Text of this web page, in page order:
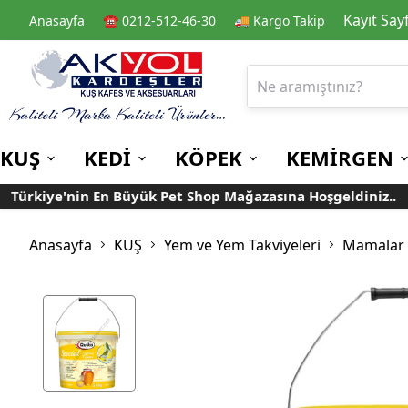
Anasayfa ☎️ 0212-512-46-30 🚚 Kargo Takip Kayıt
KUŞ
Kafes
Muhabbet
Papağan
Taşıma Kafesi
Rulolu Kafes
Kafes Aksesuarları
Yemlikler
Kafes Tülleri
Oyuncaklar
KEDİ
Kedi Kuru Mamalar Kedi Kumları
Taşımalar
KÖPEK
Kuru Mamalar Konserve Mamalar
Mama ve Su Kapları
KEMİRGEN
Guinea Pig Yemleri
En Büyük Pet Shop Mağazasına Hoşgeldiniz..
Anasayfa KUŞ Yem ve Yem Takviyeleri Mamalar